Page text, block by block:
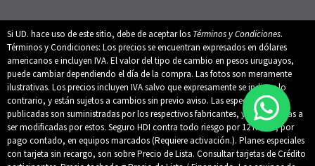
Si UD. hace uso de este sitio, debe de aceptar los Términos y Condiciones.
Términos y Condiciones: Los precios se encuentran expresados en dólares
americanos e incluyen IVA. El valor del tipo de cambio en pesos uruguayos,
puede cambiar dependiendo el día de la compra. Las fotos son meramente
ilustrativas. Los precios incluyen IVA salvo que expresamente se indique lo
contrario, y están sujetos a cambios sin previo aviso. Las especificaciones
publicadas son suministradas por los respectivos fabricantes, y están sujetas a
ser modificadas por estos. Seguro HDI contra todo riesgo por 12 meses, por
pago contado, en equipos marcados (Requiere activación.). Planes especiales
con tarjeta sin recargo, son sobre Precio de Lista. Consultar tarjetas de Crédito